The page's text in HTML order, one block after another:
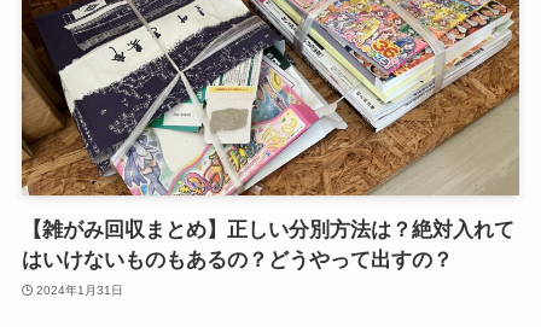
【雑がみ回収まとめ】正しい分別方法は？絶対入れて
はいけないものもあるの？どうやって出すの？
2024年1月31日